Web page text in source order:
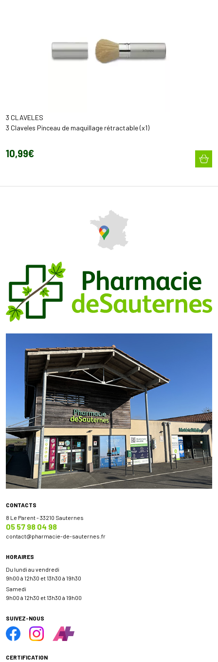
3 CLAVELES
3 Claveles Pinceau de maquillage rétractable (x1)
10,99€
CONTACTS
8 Le Parent - 33210 Sauternes
05 57 98 04 98
contact@pharmacie-de-sauternes.fr
HORAIRES
Du lundi au vendredi
9h00 à 12h30 et 13h30 à 19h30
Samedi
9h00 à 12h30 et 13h30 à 19h00
SUIVEZ-NOUS
CERTIFICATION